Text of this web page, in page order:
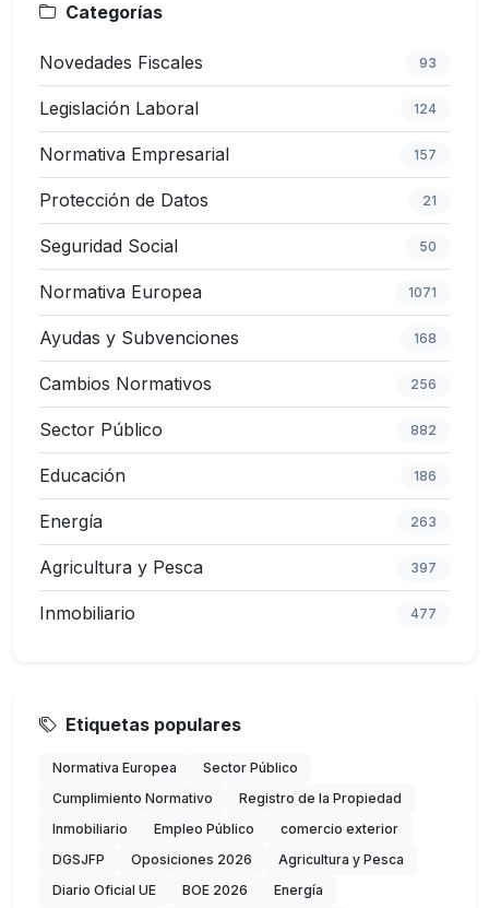
Categorías
Novedades Fiscales 93
Legislación Laboral 124
Normativa Empresarial 157
Protección de Datos 21
Seguridad Social 50
Normativa Europea 1071
Ayudas y Subvenciones 168
Cambios Normativos 256
Sector Público 882
Educación 186
Energía 263
Agricultura y Pesca 397
Inmobiliario 477
Etiquetas populares
Normativa Europea
Sector Público
Cumplimiento Normativo
Registro de la Propiedad
Inmobiliario
Empleo Público
comercio exterior
DGSJFP
Oposiciones 2026
Agricultura y Pesca
Diario Oficial UE
BOE 2026
Energía